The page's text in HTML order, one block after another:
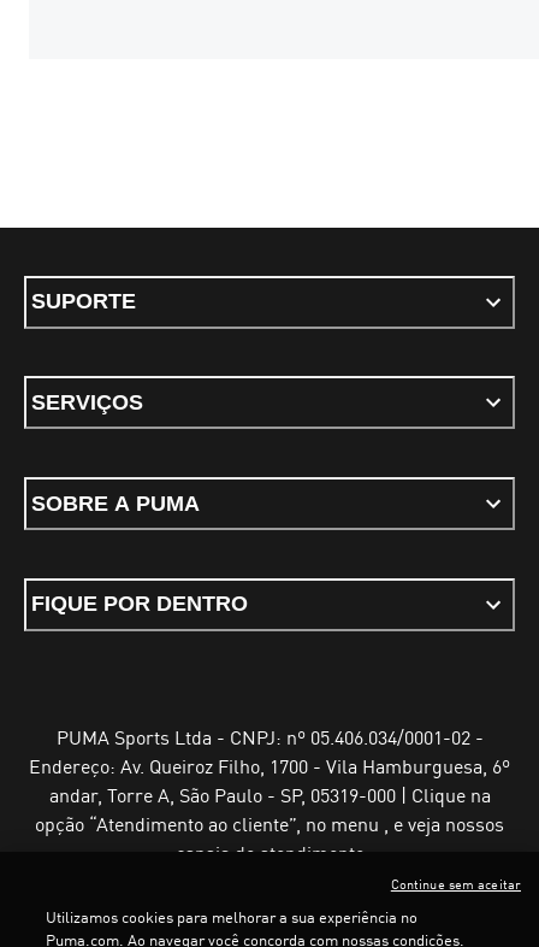
SUPORTE
SERVIÇOS
SOBRE A PUMA
FIQUE POR DENTRO
PUMA Sports Ltda - CNPJ: nº 05.406.034/0001-02 -
Endereço: Av. Queiroz Filho, 1700 - Vila Hamburguesa, 6º
andar, Torre A, São Paulo - SP, 05319-000 | Clique na
opção “Atendimento ao cliente”, no menu , e veja nossos
canais de atendimento
Utilizamos cookies para melhorar a sua experiência no
Puma.com. Ao navegar você concorda com nossas condições.
Continue sem aceitar